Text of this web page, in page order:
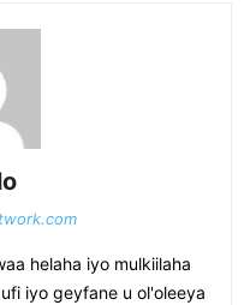
helaha iyo mulkiilaha
iyo geyfane u ol'oleeya